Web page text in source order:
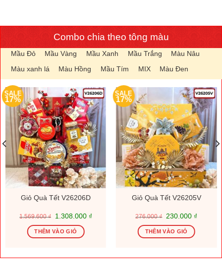
Combo chia theo tông màu
Mầu Đỏ Mầu Vàng Mầu Xanh Mầu Trắng
Màu Nâu
Màu xanh lá
Màu Hồng Mầu Tím MIX Màu Đen
SALE
17%
Giỏ Quà Tết V26206D
1.569.600₫
Giá
là:
1.569.600 ₫.
1.308.000 ₫Giá
THÊM VÀO GIỎ
SALE
17%
Giỏ Quà Tết V26205V
276.000₫
Giá
là:
276.000 ₫.
230.000 ₫Giá
THÊM VÀO GIỎ